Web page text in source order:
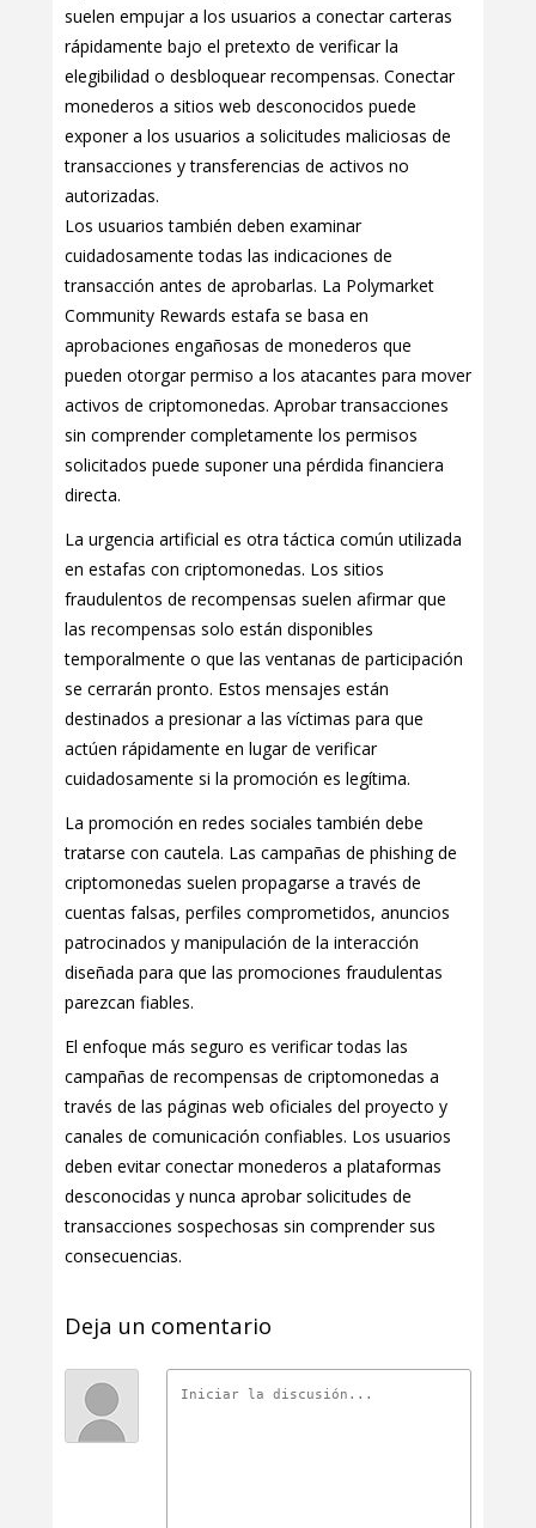
suelen empujar a los usuarios a conectar carteras
rápidamente bajo el pretexto de verificar la
elegibilidad o desbloquear recompensas. Conectar
monederos a sitios web desconocidos puede
exponer a los usuarios a solicitudes maliciosas de
transacciones y transferencias de activos no
autorizadas.
Los usuarios también deben examinar
cuidadosamente todas las indicaciones de
transacción antes de aprobarlas. La Polymarket
Community Rewards estafa se basa en
aprobaciones engañosas de monederos que
pueden otorgar permiso a los atacantes para mover
activos de criptomonedas. Aprobar transacciones
sin comprender completamente los permisos
solicitados puede suponer una pérdida financiera
directa.
La urgencia artificial es otra táctica común utilizada
en estafas con criptomonedas. Los sitios
fraudulentos de recompensas suelen afirmar que
las recompensas solo están disponibles
temporalmente o que las ventanas de participación
se cerrarán pronto. Estos mensajes están
destinados a presionar a las víctimas para que
actúen rápidamente en lugar de verificar
cuidadosamente si la promoción es legítima.
La promoción en redes sociales también debe
tratarse con cautela. Las campañas de phishing de
criptomonedas suelen propagarse a través de
cuentas falsas, perfiles comprometidos, anuncios
patrocinados y manipulación de la interacción
diseñada para que las promociones fraudulentas
parezcan fiables.
El enfoque más seguro es verificar todas las
campañas de recompensas de criptomonedas a
través de las páginas web oficiales del proyecto y
canales de comunicación confiables. Los usuarios
deben evitar conectar monederos a plataformas
desconocidas y nunca aprobar solicitudes de
transacciones sospechosas sin comprender sus
consecuencias.
Deja un comentario